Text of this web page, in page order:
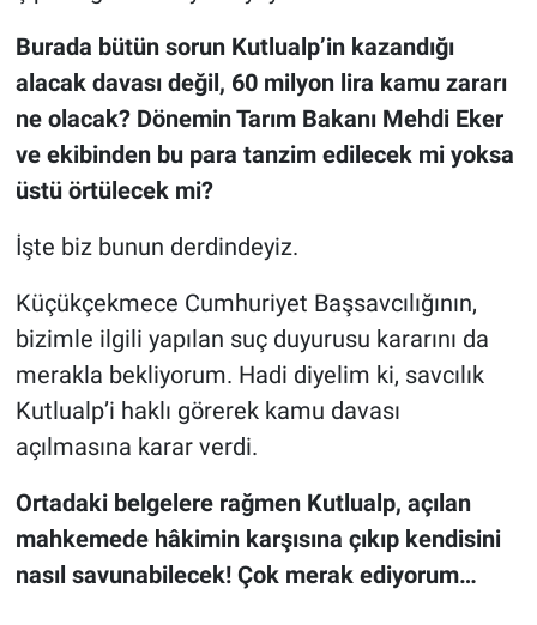
Burada bütün sorun Kutlualp’in kazandığı
alacak davası değil, 60 milyon lira kamu zararı
ne olacak? Dönemin Tarım Bakanı Mehdi Eker
ve ekibinden bu para tanzim edilecek mi yoksa
üstü örtülecek mi?
İşte biz bunun derdindeyiz.
Küçükçekmece Cumhuriyet Başsavcılığının,
bizimle ilgili yapılan suç duyurusu kararını da
merakla bekliyorum. Hadi diyelim ki, savcılık
Kutlualp’i haklı görerek kamu davası
açılmasına karar verdi.
Ortadaki belgelere rağmen Kutlualp, açılan
mahkemede hâkimin karşısına çıkıp kendisini
nasıl savunabilecek! Çok merak ediyorum…